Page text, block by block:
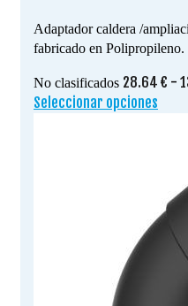
Adaptador caldera /
fabricado en Polipropileno.
No clasificados 28.64 € -
Seleccionar opciones
Las